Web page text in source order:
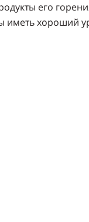
его
иметь хороший